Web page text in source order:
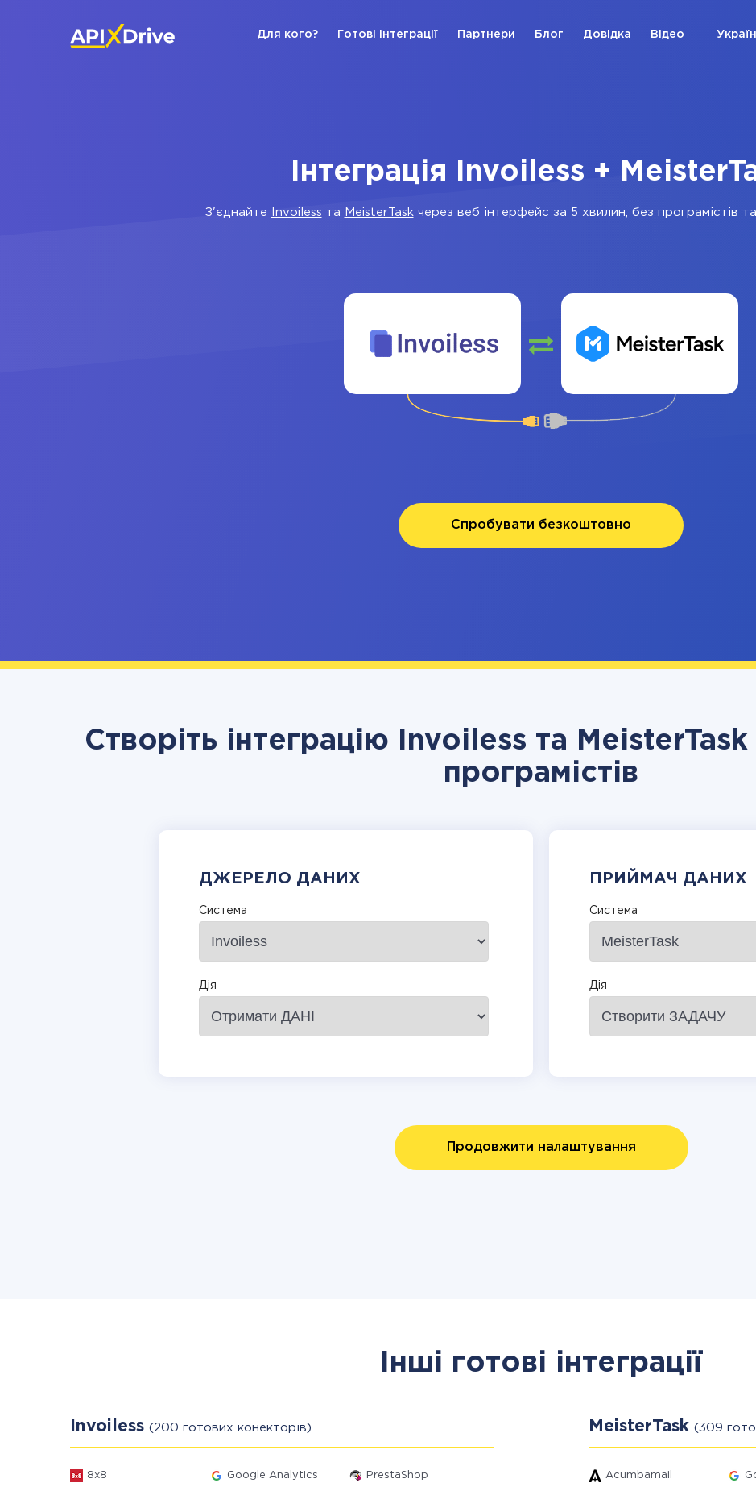
Для кого? Готові інтеграції Партнери Блог Довідка Відео
Інтеграція Invoiless +
З'єднайте Invoiless та MeisterTaskчерез веб інтерфейс за 5 хвилин, без програмістів та
Спробувати безкоштовно
Створіть інтеграцію Invoiless та
програмістів
ДЖЕРЕЛО ДАНИХ
Система
Дія
ПРИЙМАЧ ДАНИХ
Система
Дія
Продовжити налаштування
Інші готові інтеграції
Invoiless (200 готових конекторів)
8x8 Google Analytics PrestaShop
MeisterTask (309
Acumbamail